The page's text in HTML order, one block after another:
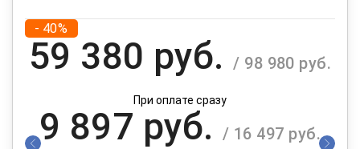
- 40%
59 380 руб. / 98 980 руб.
При оплате сразу
9 897 руб. / 16 497 руб.